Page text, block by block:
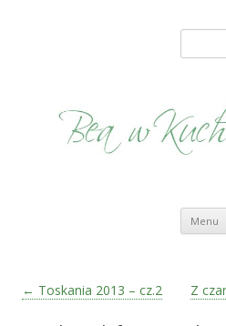
Szukaj:
Menu
Zobacz wpisy
← Toskania 2013 – cz.2 Z